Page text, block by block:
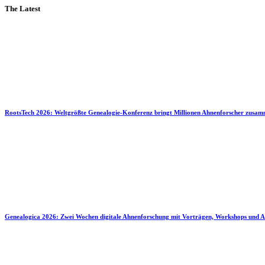
The Latest
RootsTech 2026: Weltgrößte Genealogie-Konferenz bringt Millionen Ahnenforscher
Genealogica 2026: Zwei Wochen digitale Ahnenforschung mit Vorträgen, Workshops und